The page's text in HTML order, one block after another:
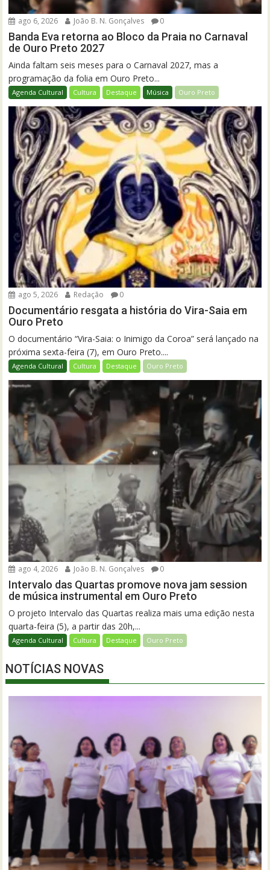
ago 6, 2026 João B. N. Gonçalves 0
Banda Eva retorna ao Bloco da Praia no Carnaval
de Ouro Preto 2027
Ainda faltam seis meses para o Carnaval 2027, mas a
programação da folia em Ouro Preto...
Agenda Cultural Cultura Destaque Música Ouro Preto
ago 5, 2026 Redação 0
Documentário resgata a história do Vira-Saia em
Ouro Preto
O documentário “Vira-Saia: o Inimigo da Coroa” será lançado na
próxima sexta-feira (7), em Ouro Preto....
Agenda Cultural Cultura Destaque Ouro Preto
ago 4, 2026 João B. N. Gonçalves 0
Intervalo das Quartas promove nova jam session
de música instrumental em Ouro Preto
O projeto Intervalo das Quartas realiza mais uma edição nesta
quarta-feira (5), a partir das 20h,...
Agenda Cultural Cultura Destaque Ouro Preto
NOTÍCIAS NOVAS